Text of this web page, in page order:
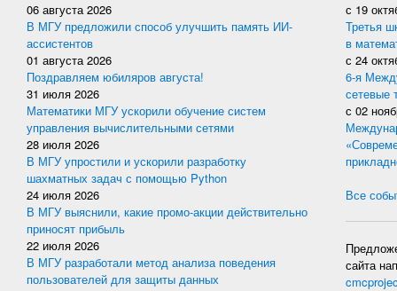
06 августа 2026
В МГУ предложили способ улучшить память ИИ-
ассистентов
01 августа 2026
Поздравляем юбиляров августа!
31 июля 2026
Математики МГУ ускорили обучение систем
управления вычислительными сетями
28 июля 2026
В МГУ упростили и ускорили разработку
шахматных задач с помощью Python
24 июля 2026
В МГУ выяснили, какие промо-акции действительно
приносят прибыль
22 июля 2026
В МГУ разработали метод анализа поведения
пользователей для защиты данных
с 19
Третья
в
с 24
6-я
сетевые
с 02
Все
сайта